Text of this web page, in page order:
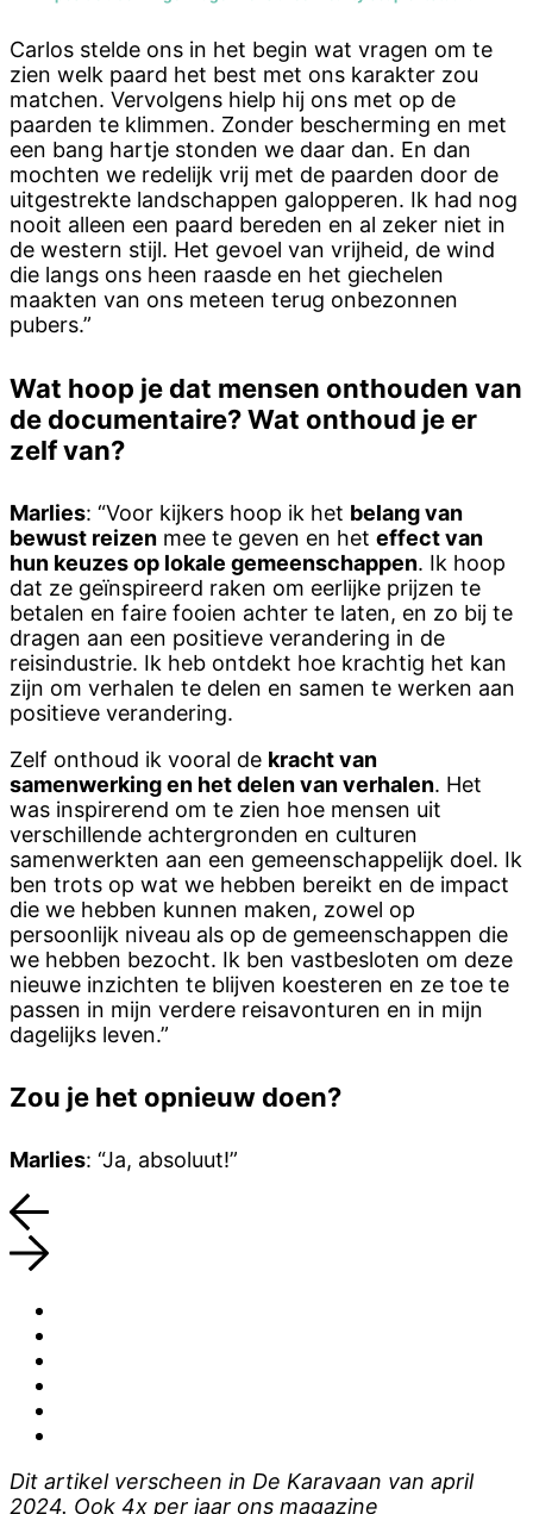
Carlos stelde ons in het begin wat vragen om te
zien welk paard het best met ons karakter zou
matchen. Vervolgens hielp hij ons met op de
paarden te klimmen. Zonder bescherming en met
een bang hartje stonden we daar dan. En dan
mochten we redelijk vrij met de paarden door de
uitgestrekte landschappen galopperen. Ik had nog
nooit alleen een paard bereden en al zeker niet in
de western stijl. Het gevoel van vrijheid, de wind
die langs ons heen raasde en het giechelen
maakten van ons meteen terug onbezonnen
pubers.”
Wat hoop je dat mensen onthouden van
de documentaire? Wat onthoud je er
zelf van?
Marlies: “Voor kijkers hoop ik het belang van
bewust reizen mee te geven en het effect van
hun keuzes op lokale gemeenschappen. Ik hoop
dat ze geïnspireerd raken om eerlijke prijzen te
betalen en faire fooien achter te laten, en zo bij te
dragen aan een positieve verandering in de
reisindustrie. Ik heb ontdekt hoe krachtig het kan
zijn om verhalen te delen en samen te werken aan
positieve verandering.
Zelf onthoud ik vooral de kracht van
samenwerking en het delen van verhalen. Het
was inspirerend om te zien hoe mensen uit
verschillende achtergronden en culturen
samenwerkten aan een gemeenschappelijk doel. Ik
ben trots op wat we hebben bereikt en de impact
die we hebben kunnen maken, zowel op
persoonlijk niveau als op de gemeenschappen die
we hebben bezocht. Ik ben vastbesloten om deze
nieuwe inzichten te blijven koesteren en ze toe te
passen in mijn verdere reisavonturen en in mijn
dagelijks leven.”
Zou je het opnieuw doen?
Marlies: “Ja, absoluut!”
Dit artikel verscheen in De Karavaan van april
2024. Ook 4x per jaar ons magazine